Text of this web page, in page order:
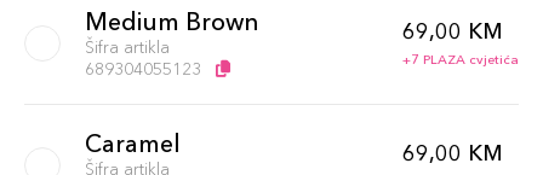
Medium Brown
Šifra artikla
689304055123
69,00 KM
+7 PLAZA cvjetića
Caramel
Šifra artikla
69,00 KM